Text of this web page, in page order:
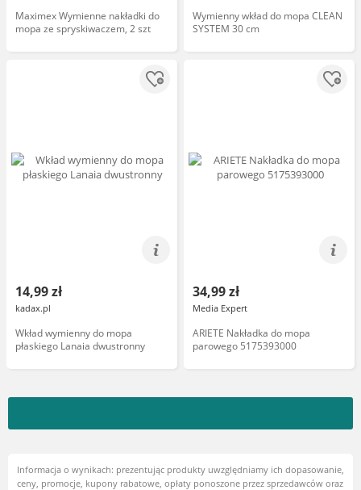
Maximex Wymienne nakładki do
mopa ze spryskiwaczem, 2 szt
Wymienny wkład do mopa CLEAN
SYSTEM 30 cm
14,99 zł
kadax.pl
Wkład wymienny do mopa
płaskiego Lanaia dwustronny
34,99 zł
Media Expert
ARIETE Nakładka do mopa
parowego 5175393000
Informacja o wynikach: prezentując produkty uwzględniamy ich dopasowanie,
ceny, promocje, kupony rabatowe, opłaty ponoszone przez sprzedawców oraz